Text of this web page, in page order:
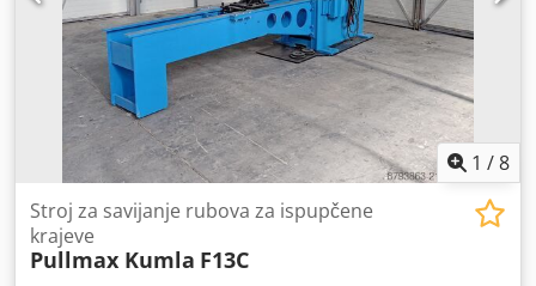
1 /8
Stroj za savijanje rubova za ispupčene
krajeve
Pullmax Kumla F13C